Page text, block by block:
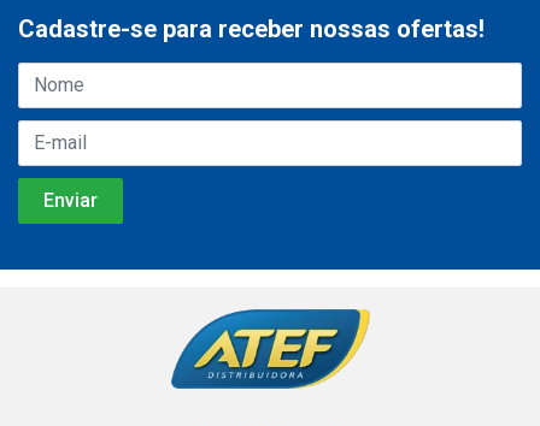
Cadastre-se para receber nossas ofertas!